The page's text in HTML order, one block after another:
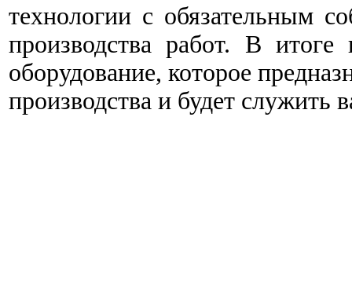
технологии с обязательным
производства работ. В итоге
оборудование, которое
производства и будет служить